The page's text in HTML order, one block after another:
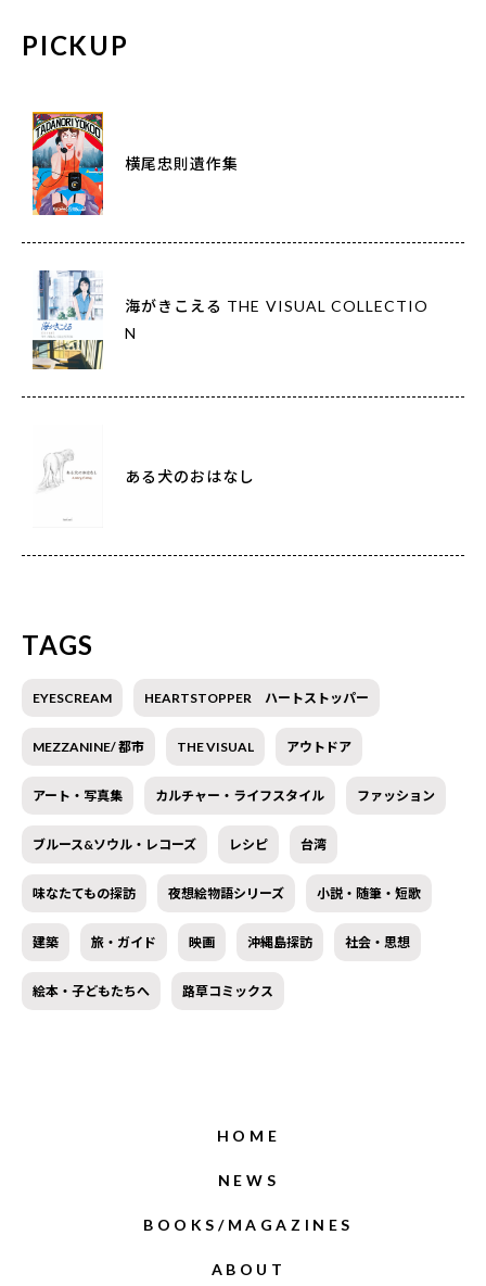
PICKUP
横尾忠則遺作集
海がきこえる THE VISUAL COLLECTIO
N
ある犬のおはなし
TAGS
EYESCREAM HEARTSTOPPER ハートストッパー
MEZZANINE/ 都市 THE VISUAL アウトドア
アート・写真集 カルチャー・ライフスタイル ファッション
ブルース&ソウル・レコーズ レシピ 台湾
味なたてもの探訪 夜想絵物語シリーズ 小説・随筆・短歌
建築 旅・ガイド 映画 沖縄島探訪 社会・思想
絵本・子どもたちへ 路草コミックス
HOME
NEWS
BOOKS/MAGAZINES
ABOUT